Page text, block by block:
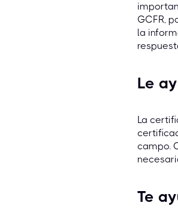
GCFR,
la
Le
La
campo.
Te